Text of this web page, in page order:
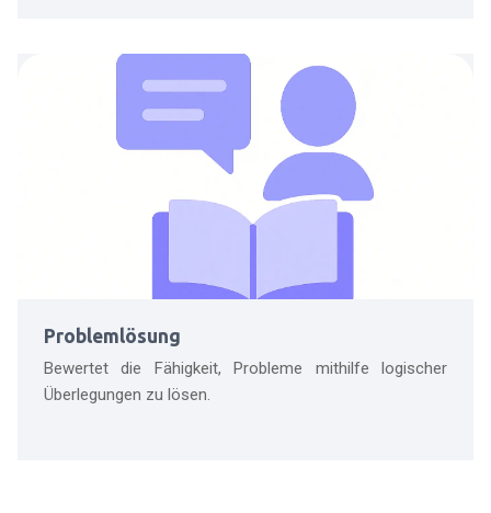
Problemlösung
Bewertet die Fähigkeit, Probleme mithilfe logischer
Überlegungen zu lösen.